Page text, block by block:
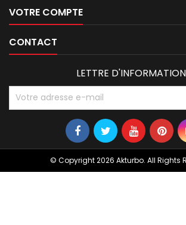
VOTRE COMPTE
CONTACT
LETTRE
© Copyright 2026 Akturbo. All Rights